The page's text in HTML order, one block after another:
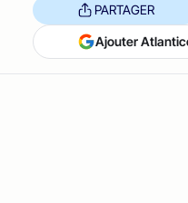
PARTAGER
Ajouter